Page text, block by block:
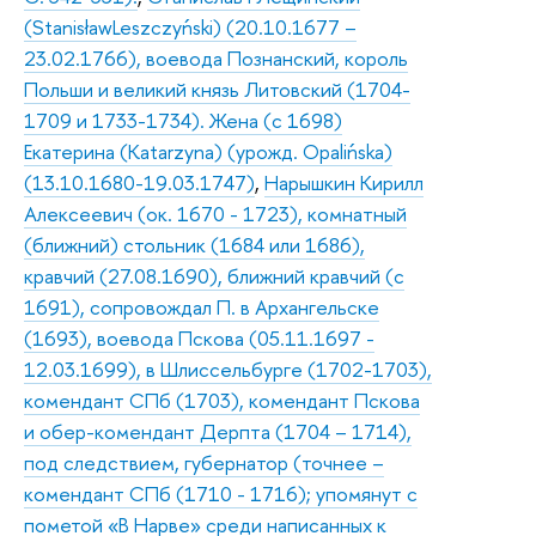
(StanisławLeszczyński) (20.10.1677 –
23.02.1766), воевода Познанский, король
Польши и великий князь Литовский (1704-
1709 и 1733-1734). Жена (с 1698)
Екатерина (Katarzyna) (урожд. Opalińska)
(13.10.1680-19.03.1747), Нарышкин Кирилл
Алексеевич (ок. 1670 - 1723), комнатный
(ближний) стольник (1684 или 1686),
кравчий (27.08.1690), ближний кравчий (с
1691), сопровождал П. в Архангельске
(1693), воевода Пскова (05.11.1697 -
12.03.1699), в Шлиссельбурге (1702-1703),
комендант СПб (1703), комендант Пскова
и обер-комендант Дерпта (1704 – 1714),
под следствием, губернатор (точнее –
комендант СПб (1710 - 1716); упомянут с
пометой «В Нарве» среди написанных к